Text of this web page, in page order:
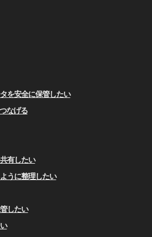
を安全に保管したい
なげる
有したい
うに整理したい
したい